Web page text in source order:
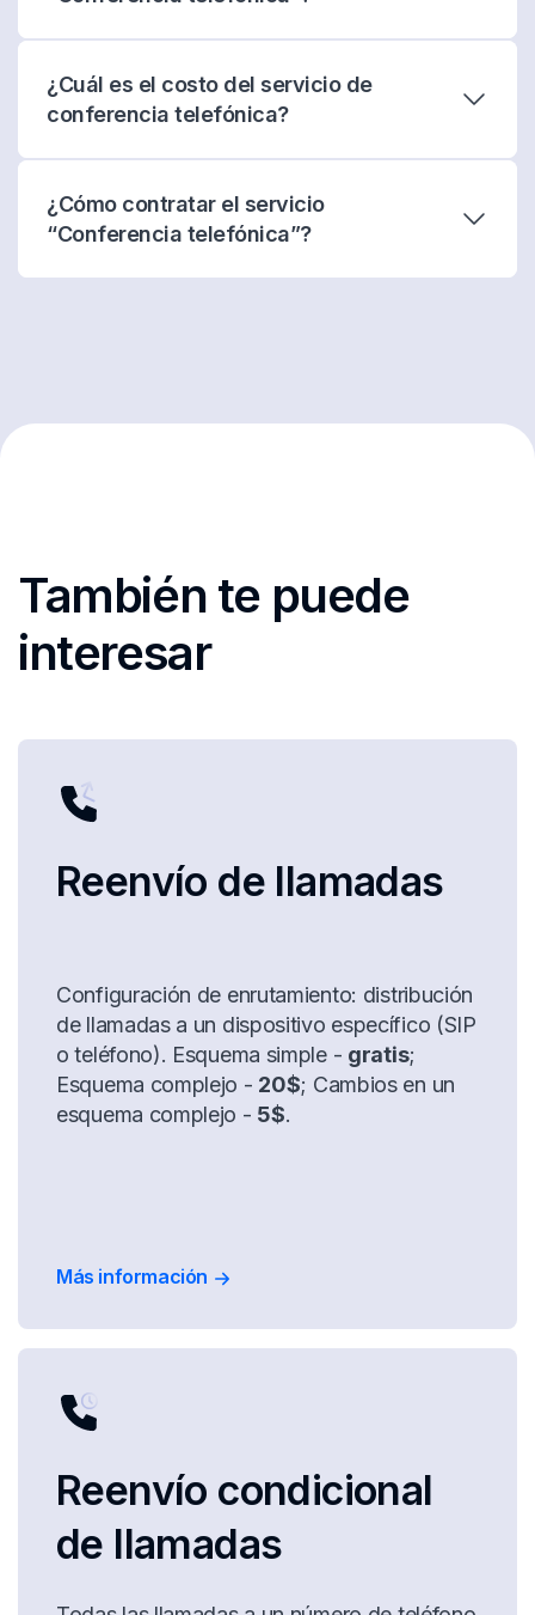
¿Cuál es el costo del servicio de
conferencia telefónica?
¿Cómo contratar el servicio
“Conferencia telefónica”?
También te puede
interesar
Reenvío de llamadas
Configuración de enrutamiento: distribución
de llamadas a un dispositivo específico (SIP
o teléfono). Esquema simple - gratis;
Esquema complejo - 20$; Cambios en un
esquema complejo - 5$.
Más información
Reenvío condicional
de llamadas